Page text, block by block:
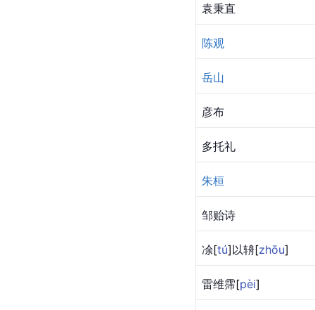
袁秉直
陈观
岳山
彦布
多托礼
朱桓
邹贻诗
凃[tú]以辀[zhōu]
雷维霈[pèi]